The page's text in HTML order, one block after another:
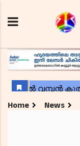
Home News